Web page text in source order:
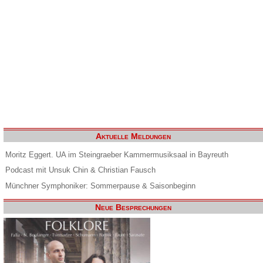
Aktuelle Meldungen
Moritz Eggert. UA im Steingraeber Kammermusiksaal in Bayreuth
Podcast mit Unsuk Chin & Christian Fausch
Münchner Symphoniker: Sommerpause & Saisonbeginn
Neue Besprechungen